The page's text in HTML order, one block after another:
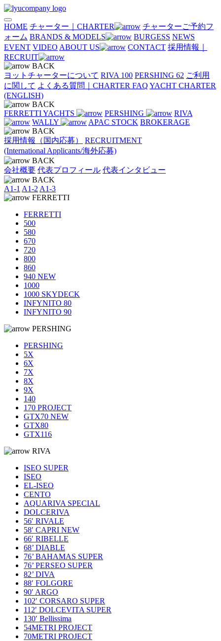
HOME チャーター｜CHARTER
チャーターご予約フ
ォーム BRANDS & MODELS BURGESS NEWS
EVENT VIDEO ABOUT US CONTACT 採用情報｜
RECRUIT
BACK
ヨットチャーターについて RIVA 100 PERSHING 62 ご利用
に関して よくある質問｜CHARTER FAQ YACHT CHARTER
(ENGLISH)
BACK
FERRETTI YACHTS
PERSHING
RIVA
WALLY
APAC STOCK BROKERAGE
BACK
採用情報（国内応募）
RECRUITMENT
(International Applicants/海外応募)
BACK
会社概要 代表プロフィール 代表インタビュー
BACK
A1-1 A1-2 A1-3
FERRETTI
FERRETTI
500
580
670
720
800
860
940 NEW
1000
1000 SKYDECK
INFYNITO 80
INFYNITO 90
PERSHING
PERSHING
5X
6X
7X
8X
9X
140
170 PROJECT
GTX70 NEW
GTX80
GTX116
RIVA
ISEO SUPER
ISEO
EL-ISEO
CENTO
AQUARIVA SPECIAL
DOLCERIVA
56′ RIVALE
58′ CAPRI NEW
66′ RIBELLE
68’ DIABLE
76’ BAHAMAS SUPER
76’ PERSEO SUPER
82’ DIVA
88′ FOLGORE
90′ ARGO
102′ CORSARO SUPER
112′ DOLCEVITA SUPER
130′ Bellissima
54METRI PROJECT
70METRI PROJECT